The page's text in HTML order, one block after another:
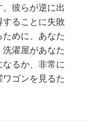
彼らが逆に出
ることに失敗
めに、あなた
濯屋があなた
るか、非常に
ゴンを見るた